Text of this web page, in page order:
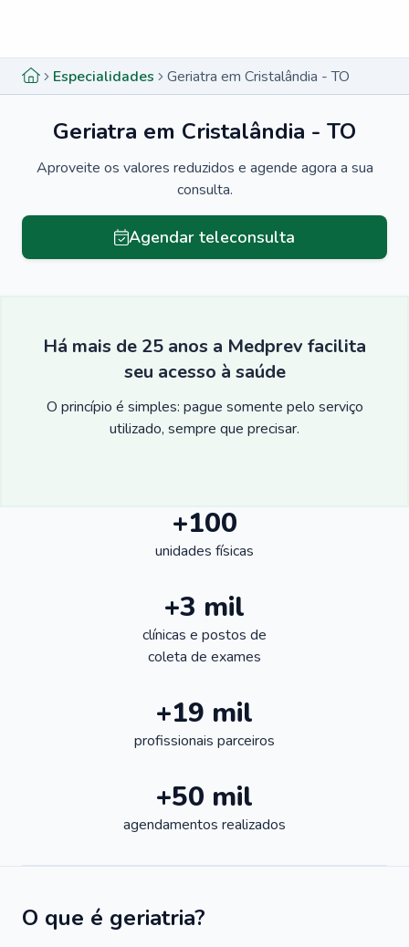
Especialidades Geriatra em Cristalândia - TO
Geriatra em Cristalândia - TO
Aproveite os valores reduzidos e agende agora a sua
consulta.
Agendar teleconsulta
Há mais de 25 anos a Medprev facilita
seu acesso à saúde
O princípio é simples: pague somente pelo serviço
utilizado, sempre que precisar.
+100
unidades físicas
+3 mil
clínicas e postos de
coleta de exames
+19 mil
profissionais parceiros
+50 mil
agendamentos realizados
O que é geriatria?